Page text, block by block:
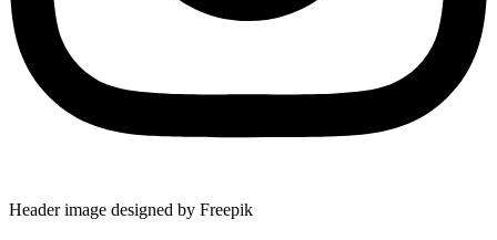
Header image designed by Freepik